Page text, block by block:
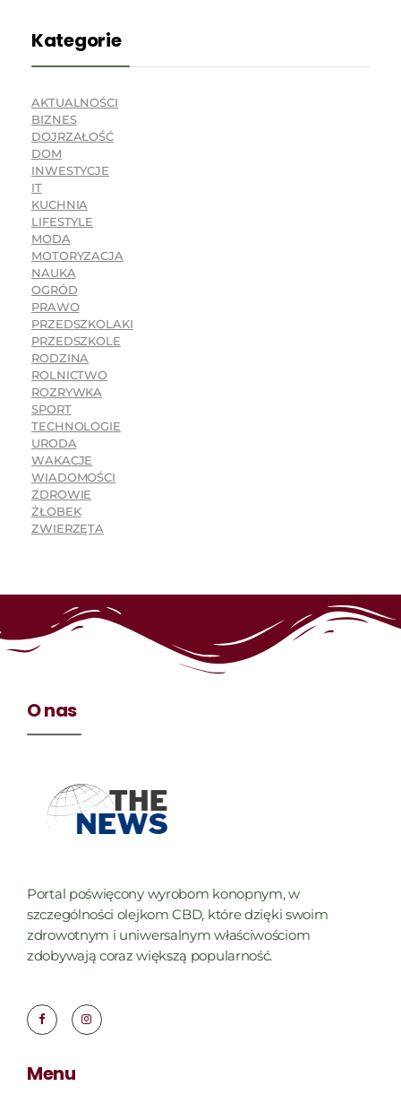
Kategorie
AKTUALNOŚCI
BIZNES
DOJRZAŁOŚĆ
DOM
INWESTYCJE
IT
KUCHNIA
LIFESTYLE
MODA
MOTORYZACJA
NAUKA
OGRÓD
PRAWO
PRZEDSZKOLAKI
PRZEDSZKOLE
RODZINA
ROLNICTWO
ROZRYWKA
SPORT
TECHNOLOGIE
URODA
WAKACJE
WIADOMOŚCI
ZDROWIE
ŻŁOBEK
ZWIERZĘTA
O nas
Portal poświęcony wyrobom konopnym, w
szczególności olejkom CBD, które dzięki swoim
zdrowotnym i uniwersalnym właściwościom
zdobywają coraz większą popularność.
Menu